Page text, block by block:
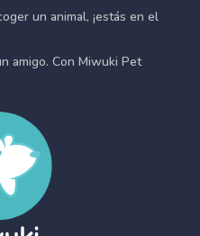
un animal, ¡estás en el
amigo. Con Miwuki Pet